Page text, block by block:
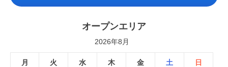
オープンエリア
2026年8月
月 火 水 木 金 土 日